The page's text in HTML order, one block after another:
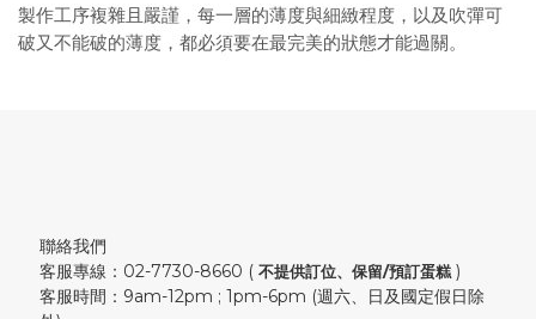
製作工序複雜且嚴謹，每一層的薄度與細緻程度，以及吹彈可
破又不能破的薄度，都必須要在最完美的狀態才能過關。
聯絡我們
客服專線：02-7730-8660 ( 不提供訂位、保留/預訂蛋糕 )
客服時間：9am-12pm ; 1pm-6pm (週六、日及國定假日除